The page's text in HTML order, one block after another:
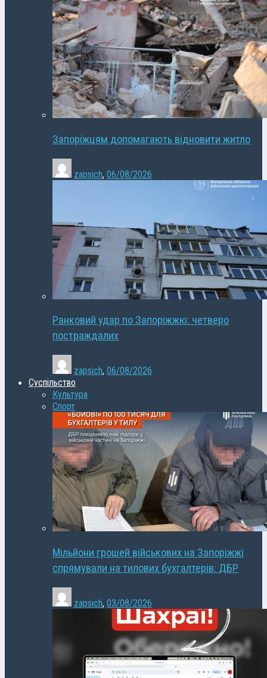
Запоріжцям допомагають відновити житло
zapsich, 06/08/2026
Ранковий удар по Запоріжжю: четверо
постраждалих
zapsich, 06/08/2026
Суспільство
Культура
Спорт
Мільйони грошей військових на Запоріжжі
спрямували на тилових бухгалтерів: ДБР
zapsich, 03/08/2026